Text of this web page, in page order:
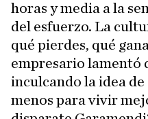
horas y media a la
del esfuerzo. La
qué pierdes, qué
empresario lamentó
inculcando la idea
menos para vivir